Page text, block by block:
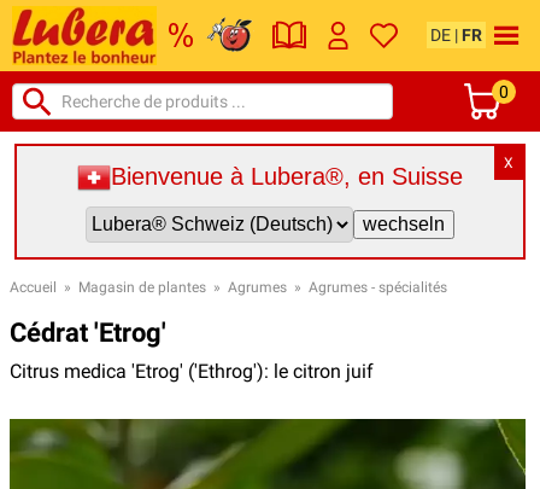
DE | FR
0
X
Bienvenue à Lubera®, en Suisse
Accueil » Magasin de plantes » Agrumes » Agrumes - spécialités
Cédrat 'Etrog'
Citrus medica 'Etrog' ('Ethrog'): le citron juif